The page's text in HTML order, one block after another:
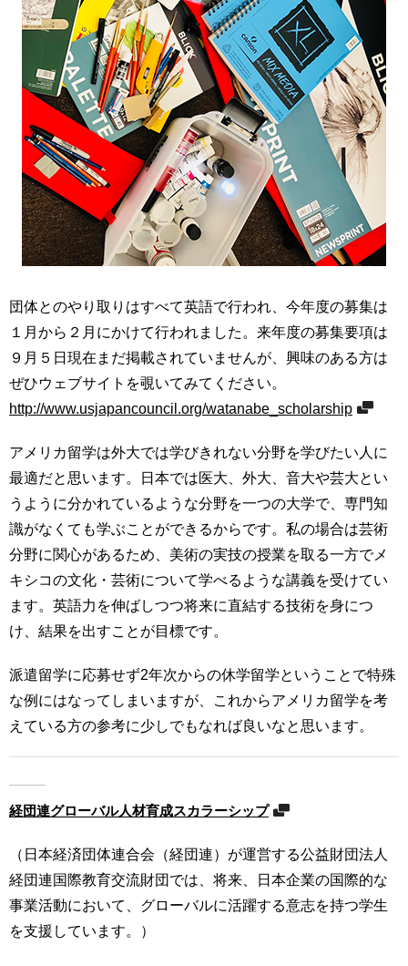
団体とのやり取りはすべて英語で行われ、今年度の募集は
１月から２月にかけて行われました。来年度の募集要項は
９月５日現在まだ掲載されていませんが、興味のある方は
ぜひウェブサイトを覗いてみてください。
http://www.usjapancouncil.org/watanabe_scholarship
アメリカ留学は外大では学びきれない分野を学びたい人に
最適だと思います。日本では医大、外大、音大や芸大とい
うように分かれているような分野を一つの大学で、専門知
識がなくても学ぶことができるからです。私の場合は芸術
分野に関心があるため、美術の実技の授業を取る一方でメ
キシコの文化・芸術について学べるような講義を受けてい
ます。英語力を伸ばしつつ将来に直結する技術を身につ
け、結果を出すことが目標です。
派遣留学に応募せず2年次からの休学留学ということで特殊
な例にはなってしまいますが、これからアメリカ留学を考
えている方の参考に少しでもなれば良いなと思います。
経団連グローバル人材育成スカラーシップ
（日本経済団体連合会（経団連）が運営する公益財団法人
経団連国際教育交流財団では、将来、日本企業の国際的な
事業活動において、グローバルに活躍する意志を持つ学生
を支援しています。）